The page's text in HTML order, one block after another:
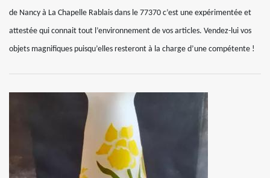
de Nancy à La Chapelle Rablais dans le 77370 c’est une expérimentée et
attestée qui connait tout l’environnement de vos articles. Vendez-lui vos
objets magnifiques puisqu’elles resteront à la charge d’une compétente !